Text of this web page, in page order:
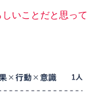
いことだと思って